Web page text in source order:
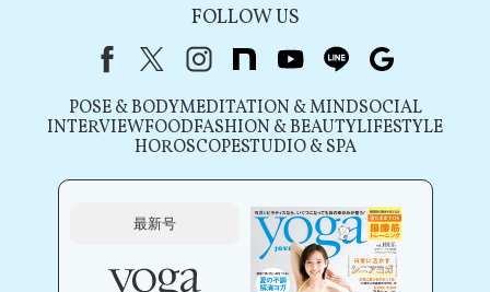
FOLLOW US
FacebookX（旧Twitter）
instagram
note youtubeline
POSE & BODYMEDITATION & MINDSOCIAL
INTERVIEWFOODFASHION & BEAUTYLIFESTYLE
HOROSCOPESTUDIO & SPA
最新号